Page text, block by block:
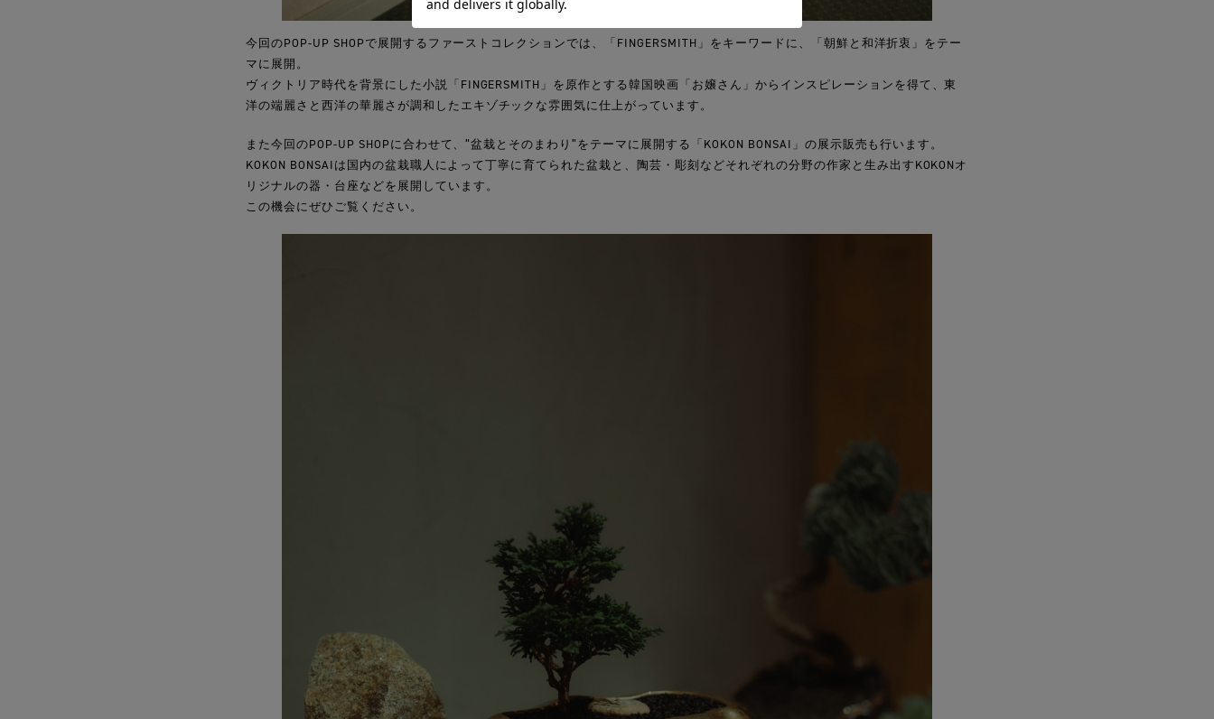
今回のPOP-UP SHOPで展開するファーストコレクションでは、「FINGERSMITH」をキーワードに、「朝鮮と和洋折衷」をテー
マに展開。
ヴィクトリア時代を背景にした小説「FINGERSMITH」を原作とする韓国映画「お嬢さん」からインスピレーションを得て、東
洋の端麗さと西洋の華麗さが調和したエキゾチックな雰囲気に仕上がっています。
また今回のPOP-UP SHOPに合わせて、”盆栽とそのまわり”をテーマに展開する「KOKON BONSAI」の展示販売も行います。
KOKON BONSAIは国内の盆栽職人によって丁寧に育てられた盆栽と、陶芸・彫刻などそれぞれの分野の作家と生み出すKOKONオ
リジナルの器・台座などを展開しています。
この機会にぜひご覧ください。